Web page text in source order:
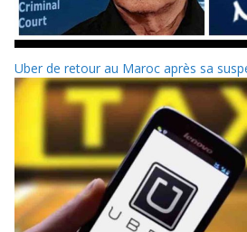
Uber de retour au Maroc après sa